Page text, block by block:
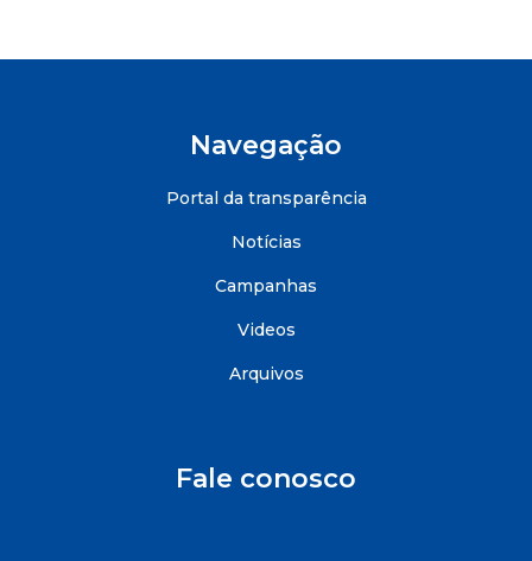
Navegação
Portal da transparência
Notícias
Campanhas
Videos
Arquivos
Fale conosco